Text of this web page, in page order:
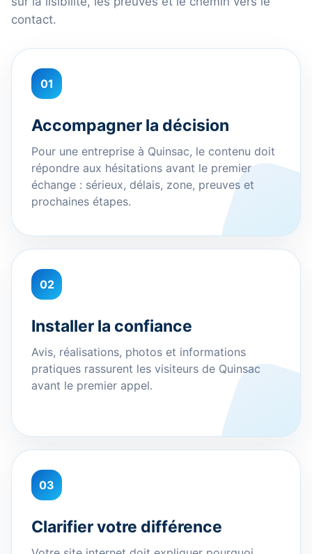
contact.
01
Accompagner la décision
Pour une entreprise à Quinsac, le contenu doit
répondre aux hésitations avant le premier
échange : sérieux, délais, zone, preuves et
prochaines étapes.
02
Installer la confiance
Avis, réalisations, photos et informations
pratiques rassurent les visiteurs de Quinsac
avant le premier appel.
03
Clarifier votre différence